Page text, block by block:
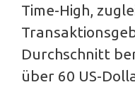
Time-High,
Durchschnitt
über 60 US-